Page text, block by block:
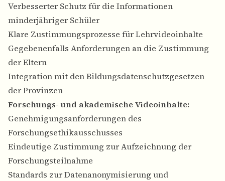
Verbesserter Schutz für die Informationen
minderjähriger Schüler
Klare Zustimmungsprozesse für Lehrvideoinhalte
Gegebenenfalls Anforderungen an die Zustimmung
der Eltern
Integration mit den Bildungsdatenschutzgesetzen
der Provinzen
Forschungs- und akademische Videoinhalte:
Genehmigungsanforderungen des
Forschungsethikausschusses
Eindeutige Zustimmung zur Aufzeichnung der
Forschungsteilnahme
Standards zur Datenanonymisierung und